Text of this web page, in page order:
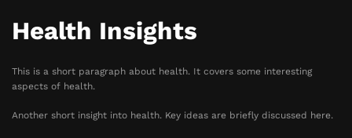
Health Insights
This is a short paragraph about health. It covers some interesting
aspects of health.
Another short insight into health. Key ideas are briefly discussed here.